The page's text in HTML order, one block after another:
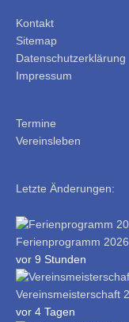
Kontakt
Sitemap
Datenschutzerklärung
Impressum
Termine
Vereinsleben
Letzte Änderungen:
Ferienprogramm
vor 9 Stunden
Vereinsmeisterschaft
vor 4 Tagen